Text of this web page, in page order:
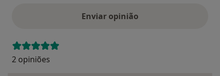
Enviar opinião
2 opiniões